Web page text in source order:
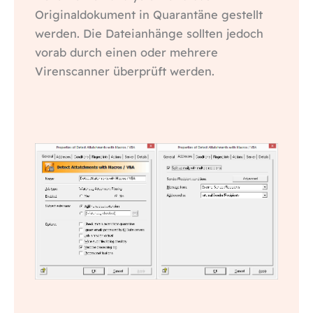
Originaldokument in Quarantäne gestellt
werden. Die Dateianhänge sollten jedoch
vorab durch einen oder mehrere
Virenscanner überprüft werden.